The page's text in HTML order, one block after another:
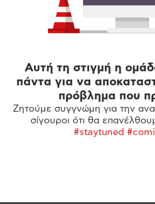
Αυτή τη στιγμή η
πάντα για να
πρόβλημα που
Ζητούμε συγγνώμη για την
σίγουροι ότι θα
#staytuned